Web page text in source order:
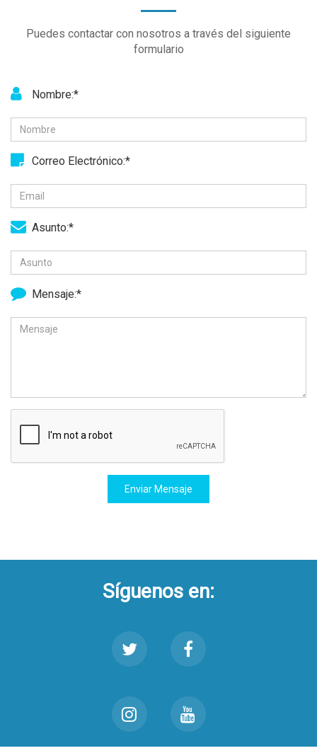
Puedes contactar con nosotros a través del siguiente
formulario
Nombre:*
Correo Electrónico:*
Asunto:*
Mensaje:*
Enviar Mensaje
Síguenos en: